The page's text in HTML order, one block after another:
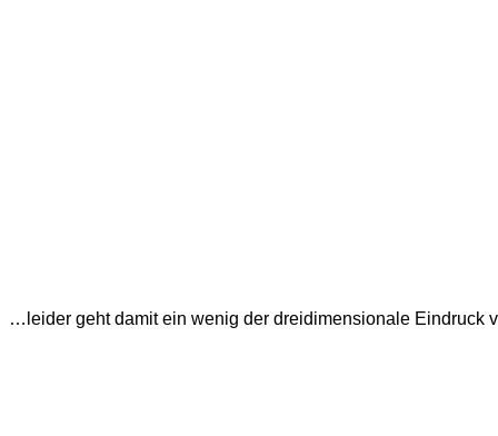
…leider geht damit ein wenig der dreidimensionale Eindruck